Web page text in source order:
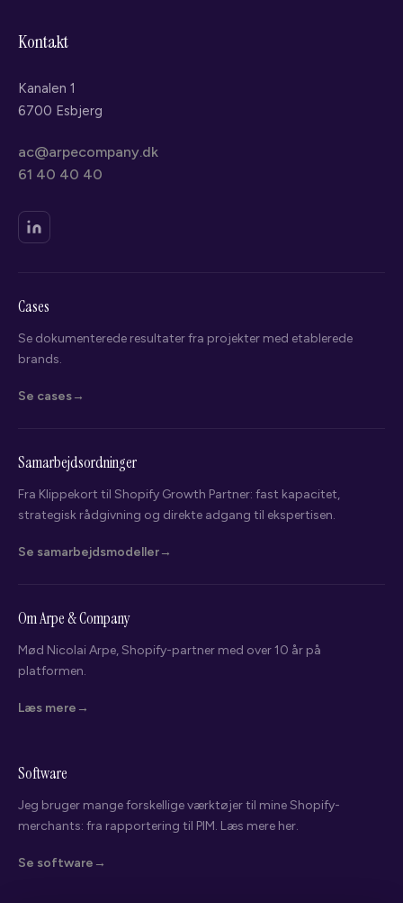
Kontakt
Kanalen 1
6700 Esbjerg
ac@arpecompany.dk
61 40 40 40
Cases
Se dokumenterede resultater fra projekter med etablerede
brands.
Se cases
Samarbejdsordninger
Fra Klippekort til Shopify Growth Partner: fast kapacitet,
strategisk rådgivning og direkte adgang til ekspertisen.
Se samarbejdsmodeller
Om Arpe & Company
Mød Nicolai Arpe, Shopify-partner med over 10 år på
platformen.
Læs mere
Software
Jeg bruger mange forskellige værktøjer til mine Shopify-
merchants: fra rapportering til PIM. Læs mere her.
Se software
Vælg det der passer bedst - så kigger jeg på din webshop bagefter.
Overvejer migrering til Shopify